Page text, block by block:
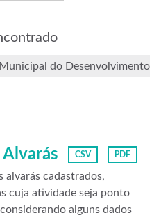
do Desenvolvimento
CSV PDF
alvarás cadastrados,
cuja atividade seja ponto
alguns dados